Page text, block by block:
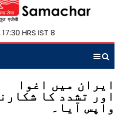
8 Aug 2026, 17:30 HRS IST
ایران میں اغوا
اور تشدد کا
واپس آیا۔